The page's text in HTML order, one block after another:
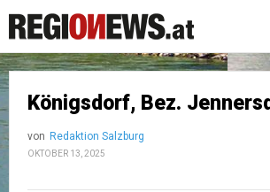
Königsdorf, Bez.
von Redaktion Salzburg
OKTOBER 13, 2025